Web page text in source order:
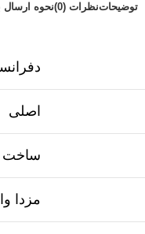
توضیحاتنظرات (0) نحوه
اصلی
ساخت
مزدا